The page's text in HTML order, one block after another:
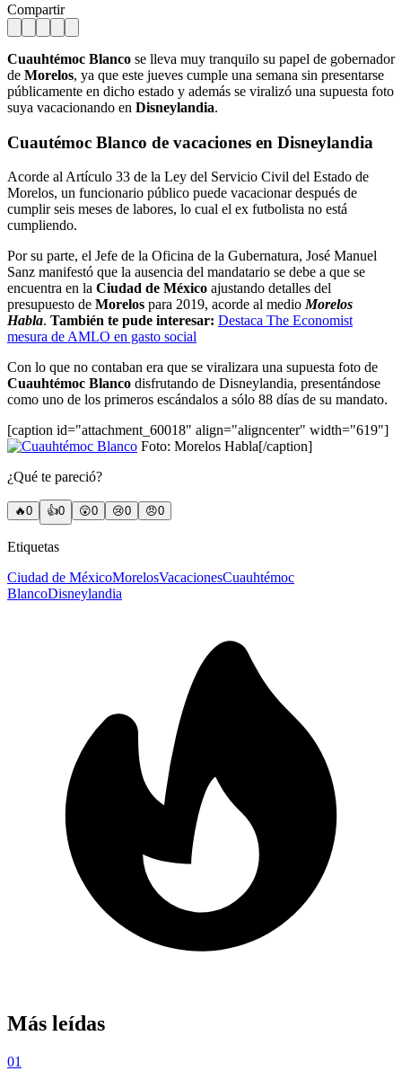
Compartir
Cuauhtémoc Blanco se lleva muy tranquilo su papel de gobernador
de Morelos, ya que este jueves cumple una semana sin presentarse
públicamente en dicho estado y además se viralizó una supuesta foto
suya vacacionando en Disneylandia.
Cuautémoc Blanco de vacaciones en Disneylandia
Acorde al Artículo 33 de la Ley del Servicio Civil del Estado de
Morelos, un funcionario público puede vacacionar después de
cumplir seis meses de labores, lo cual el ex futbolista no está
cumpliendo.
Por su parte, el Jefe de la Oficina de la Gubernatura, José Manuel
Sanz manifestó que la ausencia del mandatario se debe a que se
encuentra en la Ciudad de México ajustando detalles del
presupuesto de Morelos para 2019, acorde al medio Morelos
Habla. También te pude interesar: Destaca The Economist
mesura de AMLO en gasto social
Con lo que no contaban era que se viralizara una supuesta foto de
Cuauhtémoc Blanco disfrutando de Disneylandia, presentándose
como uno de los primeros escándalos a sólo 88 días de su mandato.
[caption id="attachment_60018" align="aligncenter" width="619"]
Foto: Morelos Habla[/caption]
¿Qué te pareció?
🔥0 👍0 😲0 😢0 😠0
Etiquetas
Ciudad de MéxicoMorelosVacacionesCuauhtémoc
BlancoDisneylandia
Más leídas
01